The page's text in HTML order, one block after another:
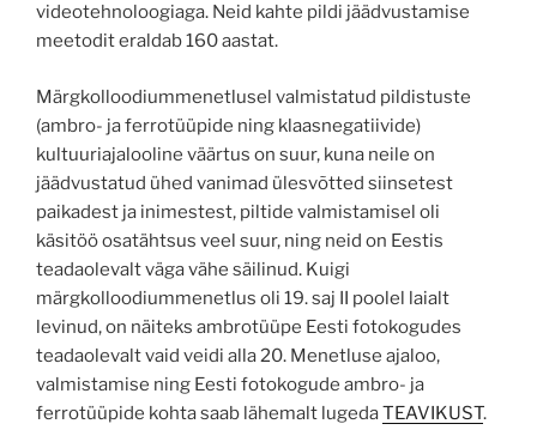
videotehnoloogiaga. Neid kahte pildi jäädvustamise
meetodit eraldab 160 aastat.
Märgkolloodiummenetlusel valmistatud pildistuste
(ambro- ja ferrotüüpide ning klaasnegatiivide)
kultuuriajalooline väärtus on suur, kuna neile on
jäädvustatud ühed vanimad ülesvõtted siinsetest
paikadest ja inimestest, piltide valmistamisel oli
käsitöö osatähtsus veel suur, ning neid on Eestis
teadaolevalt väga vähe säilinud. Kuigi
märgkolloodiummenetlus oli 19. saj II poolel laialt
levinud, on näiteks ambrotüüpe Eesti fotokogudes
teadaolevalt vaid veidi alla 20. Menetluse ajaloo,
valmistamise ning Eesti fotokogude ambro- ja
ferrotüüpide kohta saab lähemalt lugedaTEAVIKUST.